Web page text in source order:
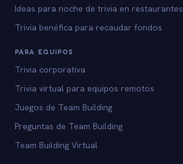
Ideas para noche de trivia en restaurantes
Trivia benéfica para recaudar fondos
PARA EQUIPOS
Trivia corporativa
Trivia virtual para equipos remotos
Juegos de Team Building
Preguntas de Team Building
Team Building Virtual